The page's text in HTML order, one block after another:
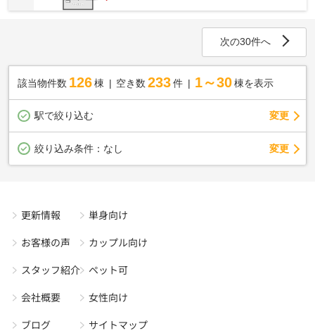
次の30件へ
該当物件数 126棟 空き数 233 件 1～30 棟を表示
駅で絞り込む 変更
絞り込み条件： なし 変更
更新情報
お客様の声
スタッフ紹介
会社概要
ブログ
単身向け
カップル向け
ペット可
女性向け
サイトマップ